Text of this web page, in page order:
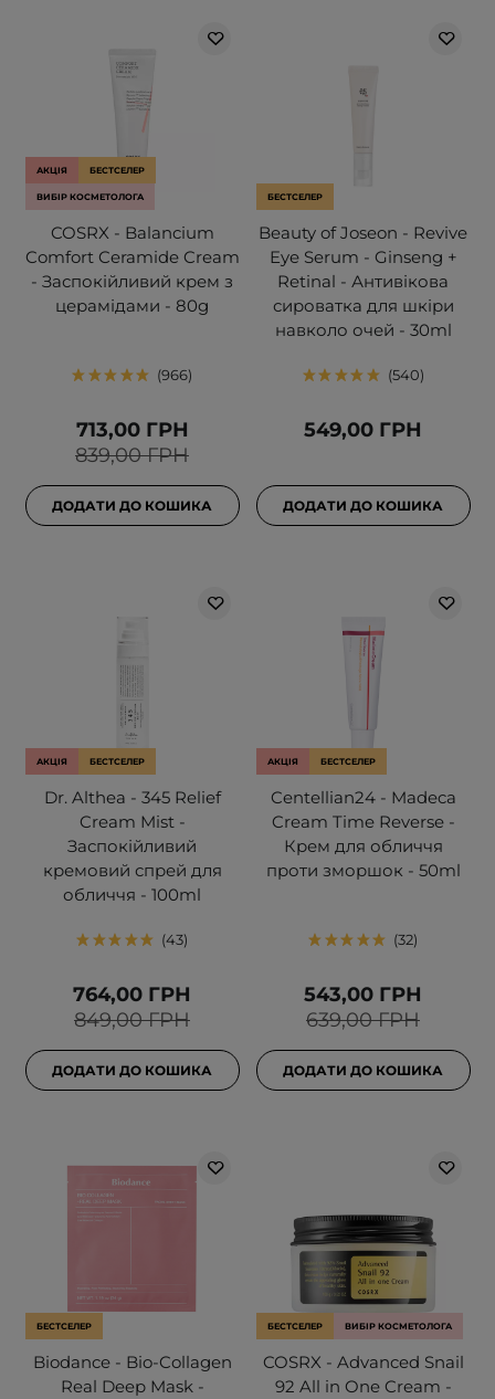
АКЦІЯ БЕСТСЕЛЕР
ВИБІР КОСМЕТОЛОГА
COSRX - Balancium
Comfort Ceramide Cream
- Заспокійливий крем з
церамідами - 80g
966
839,00 ГРН
713,00 ГРН
ДОДАТИ ДО КОШИКА
БЕСТСЕЛЕР
Beauty of Joseon - Revive
Eye Serum - Ginseng +
Retinal - Антивікова
сироватка для шкіри
навколо очей - 30ml
540
549,00 ГРН
ДОДАТИ ДО КОШИКА
АКЦІЯ БЕСТСЕЛЕР
Dr. Althea - 345 Relief
Cream Mist -
Заспокійливий
кремовий спрей для
обличчя - 100ml
43
849,00 ГРН
764,00 ГРН
ДОДАТИ ДО КОШИКА
АКЦІЯ БЕСТСЕЛЕР
Centellian24 - Madeca
Cream Time Reverse -
Крем для обличчя
проти зморшок - 50ml
32
639,00 ГРН
543,00 ГРН
ДОДАТИ ДО КОШИКА
БЕСТСЕЛЕР
Biodance - Bio-Collagen
Real Deep Mask -
БЕСТСЕЛЕР ВИБІР КОСМЕТОЛОГА
COSRX - Advanced Snail
92 All in One Cream -